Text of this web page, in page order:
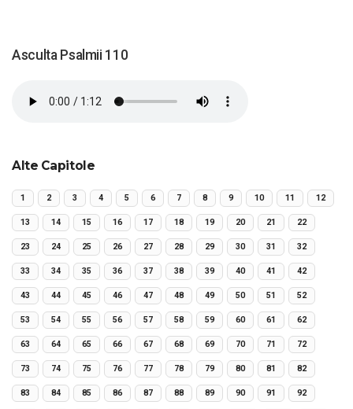
Asculta Psalmii 110
Alte Capitole
1 2 3 4 5 6 7 8 9 10 11 12
13 14 15 16 17 18 19 20 21 22
23 24 25 26 27 28 29 30 31 32
33 34 35 36 37 38 39 40 41 42
43 44 45 46 47 48 49 50 51 52
53 54 55 56 57 58 59 60 61 62
63 64 65 66 67 68 69 70 71 72
73 74 75 76 77 78 79 80 81 82
83 84 85 86 87 88 89 90 91 92